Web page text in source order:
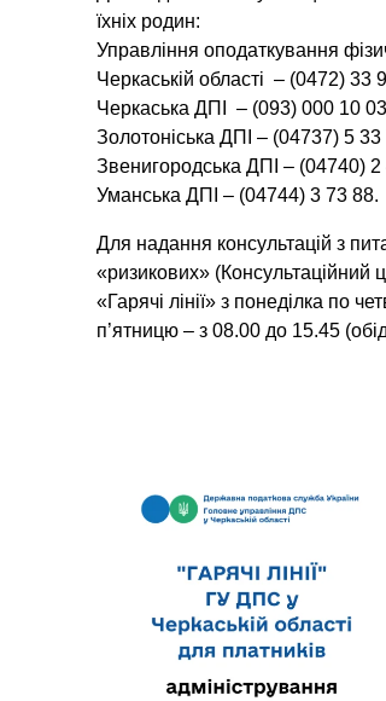
їхніх родин:
Управління оподаткування
Черкаській області – (0472) 33
Черкаська ДПІ – (093) 000 10 03
Золотоніська ДПІ – (04737) 5 33
Звенигородська ДПІ – (04740)
Уманська ДПІ – (04744) 3 73 88.
Для надання консультацій з
«ризикових»
«Гарячі лінії» з понеділка по
п’ятницю – з 08.00 до 15.45